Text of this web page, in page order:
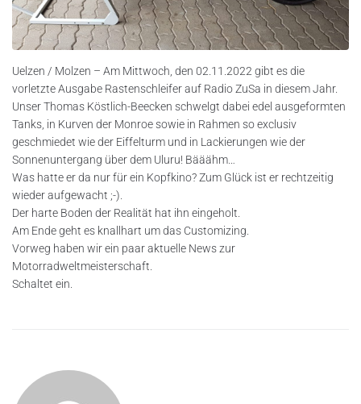
Uelzen / Molzen – Am Mittwoch, den 02.11.2022 gibt es die
vorletzte Ausgabe Rastenschleifer auf Radio ZuSa in diesem Jahr.
Unser Thomas Köstlich-Beecken schwelgt dabei edel ausgeformten
Tanks, in Kurven der Monroe sowie in Rahmen so exclusiv
geschmiedet wie der Eiffelturm und in Lackierungen wie der
Sonnenuntergang über dem Uluru! Bääähm…
Was hatte er da nur für ein Kopfkino? Zum Glück ist er rechtzeitig
wieder aufgewacht ;-).
Der harte Boden der Realität hat ihn eingeholt.
Am Ende geht es knallhart um das Customizing.
Vorweg haben wir ein paar aktuelle News zur
Motorradweltmeisterschaft.
Schaltet ein.